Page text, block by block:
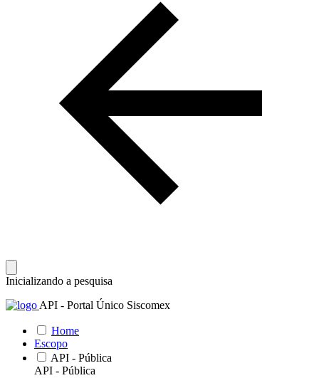
Inicializando a pesquisa
API - Portal Único Siscomex
Home
Escopo
API - Pública
API - Pública